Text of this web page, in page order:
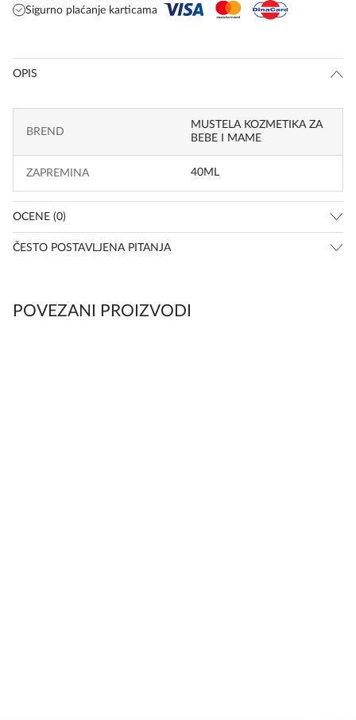
Sigurno plaćanje karticama
OPIS
BREND
MUSTELA KOZMETIKA ZA
BEBE I MAME
ZAPREMINA 40ML
OCENE (0)
ČESTO POSTAVLJENA PITANJA
POVEZANI PROIZVODI